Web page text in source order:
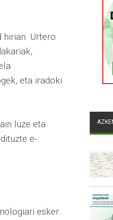
hirian. Urtero
eta iradoki
luze eta
e-
esker.